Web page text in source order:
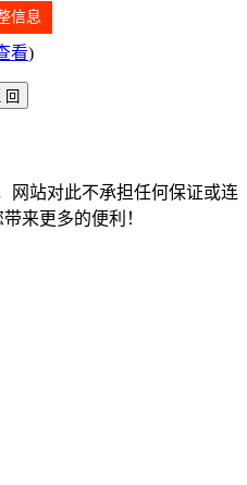
信息
看)
网站对此不承担任何保证或连
来更多的便利！